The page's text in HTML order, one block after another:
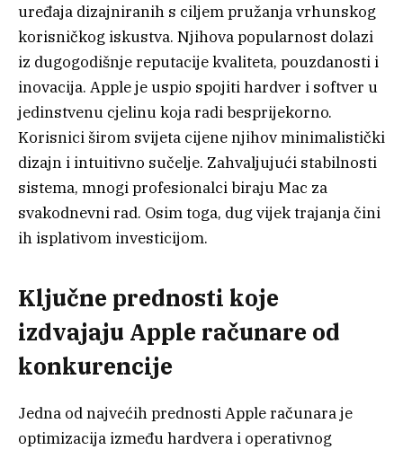
uređaja dizajniranih s ciljem pružanja vrhunskog
korisničkog iskustva. Njihova popularnost dolazi
iz dugogodišnje reputacije kvaliteta, pouzdanosti i
inovacija. Apple je uspio spojiti hardver i softver u
jedinstvenu cjelinu koja radi besprijekorno.
Korisnici širom svijeta cijene njihov minimalistički
dizajn i intuitivno sučelje. Zahvaljujući stabilnosti
sistema, mnogi profesionalci biraju Mac za
svakodnevni rad. Osim toga, dug vijek trajanja čini
ih isplativom investicijom.
Ključne prednosti koje
izdvajaju Apple računare od
konkurencije
Jedna od najvećih prednosti Apple računara je
optimizacija između hardvera i operativnog